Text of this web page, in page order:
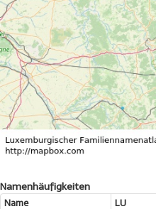
Namenhäufigkeiten
Name LU